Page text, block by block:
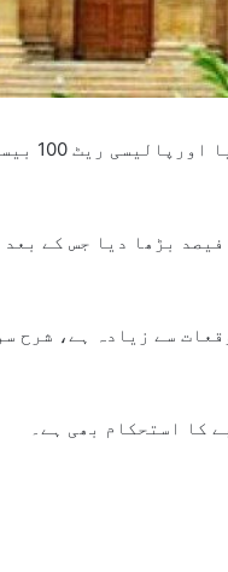
اسٹیٹ بینک
سے زیادہ ہے، شرح
کا استحکام بھی ہے۔